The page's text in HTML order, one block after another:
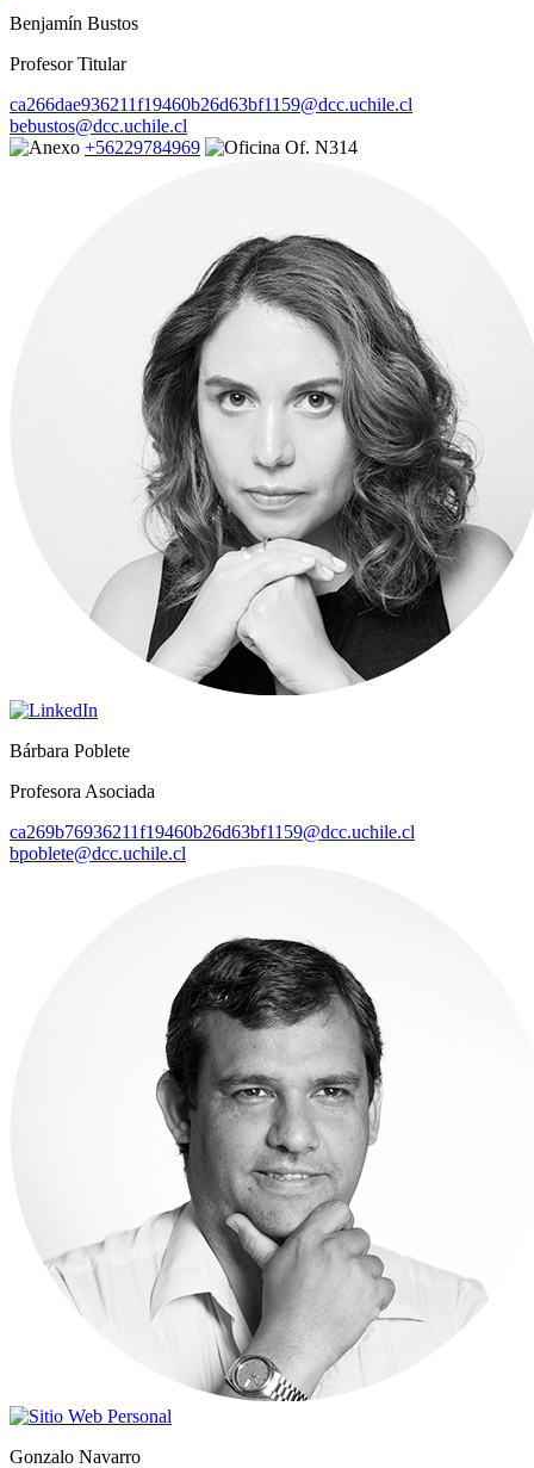
Benjamín Bustos
Profesor Titular
ca266dae936211f19460b26d63bf1159@dcc.uchile.cl
bebustos@dcc.uchile.cl
+56229784969
Of. N314
Bárbara Poblete
Profesora Asociada
ca269b76936211f19460b26d63bf1159@dcc.uchile.cl
bpoblete@dcc.uchile.cl
Gonzalo Navarro